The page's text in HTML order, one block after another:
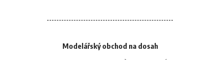
Modelářský obchod na dosah